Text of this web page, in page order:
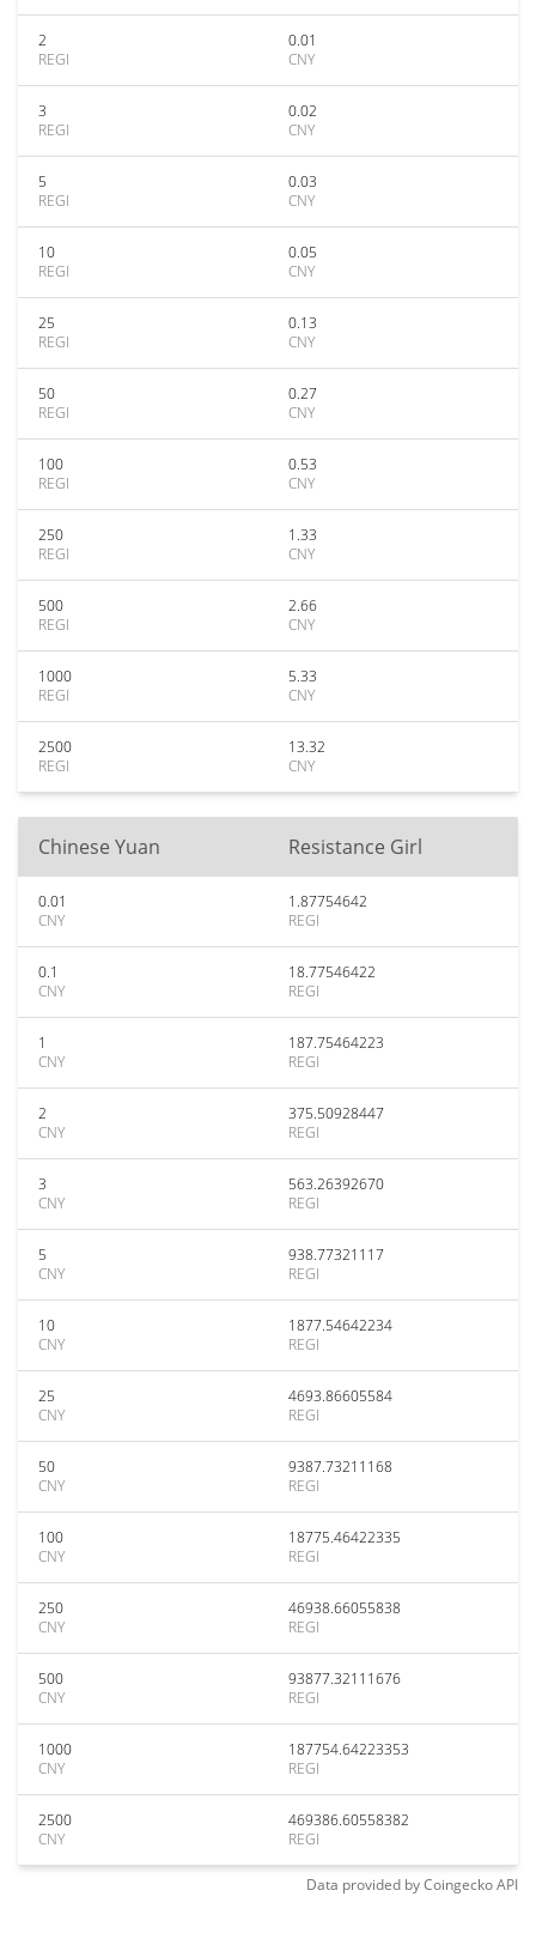
2
REGI
0.01
CNY
3
REGI
0.02
CNY
5
REGI
0.03
CNY
10
REGI
0.05
CNY
25
REGI
0.13
CNY
50
REGI
0.27
CNY
100
REGI
0.53
CNY
250
REGI
1.33
CNY
500
REGI
2.66
CNY
1000
REGI
5.33
CNY
2500
REGI
13.32
CNY
Chinese Yuan Resistance Girl
0.01
CNY
1.87754642
REGI
0.1
CNY
18.77546422
REGI
1
CNY
187.75464223
REGI
2
CNY
375.50928447
REGI
3
CNY
563.26392670
REGI
5
CNY
938.77321117
REGI
10
CNY
1877.54642234
REGI
25
CNY
4693.86605584
REGI
50
CNY
9387.73211168
REGI
100
CNY
18775.46422335
REGI
250
CNY
46938.66055838
REGI
500
CNY
93877.32111676
REGI
1000
CNY
187754.64223353
REGI
2500
CNY
469386.60558382
REGI
Data provided byCoingeckoAPI